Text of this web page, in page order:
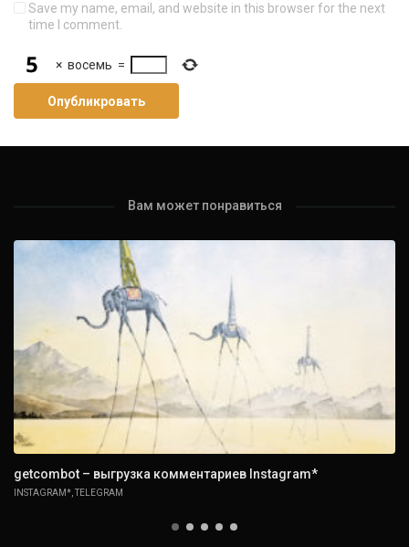
Save my name, email, and website in this browser for the next
time I comment.
× восемь =
Вам может понравиться
getcombot – выгрузка комментариев Instagram*
INSTAGRAM* ,TELEGRAM